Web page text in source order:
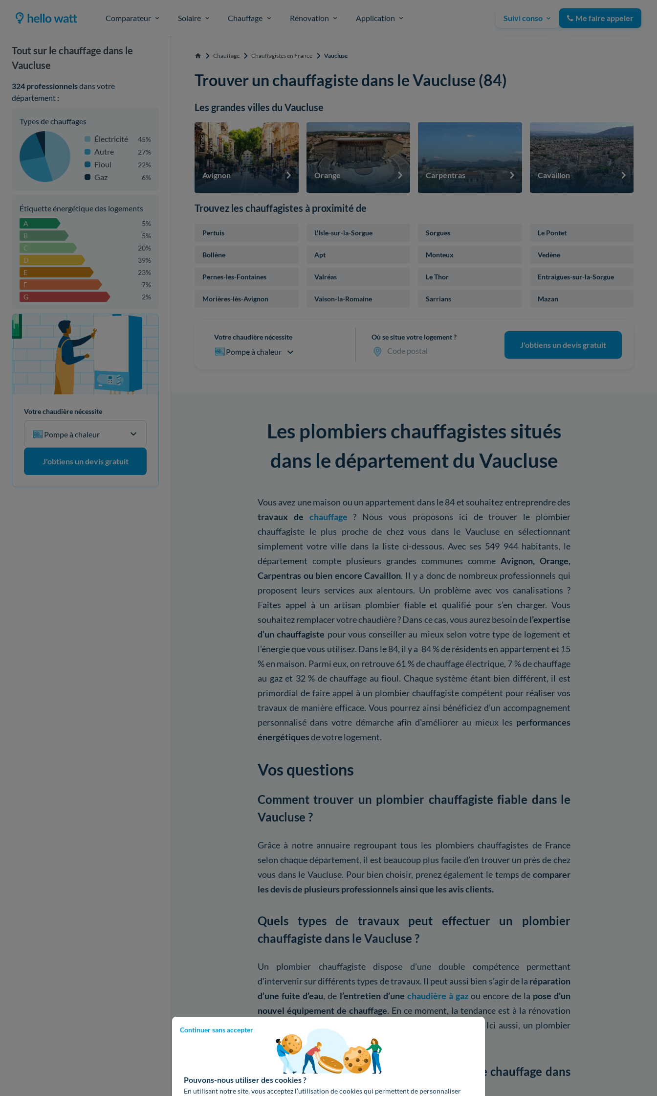
Comparateur Solaire Chauffage Rénovation Application Suivi conso Me faire appeler
Continuer sans accepter
Pouvons-nous utiliser des cookies ?
En utilisant notre site, vous acceptez l’utilisation de cookies qui permettent de personnaliser
Tout sur le chauffage dans le
Vaucluse
324 professionnelsdans votre
département :
Types de chauffages
Électricité
45%
Autre 27%
Fioul 22%
Gaz 6%
Étiquette énergétique des logements
A
5%
B
5%
C
20%
D
39%
E
23%
F
7%
G
2%
Votre projet de rénovation
Votre chaudière nécessite
Pompe à chaleur
J'obtiens un devis gratuit
Accueil Chauffage Chauffagistes en France Vaucluse
Trouver un chauffagiste dans le Vaucluse (84)
Les grandes villes du Vaucluse
Avignon Orange Carpentras Cavaillon
Trouvez les chauffagistes à proximité de
Pertuis L'Isle-sur-la-Sorgue Sorgues Le Pontet
Bollène Apt Monteux Vedène
Pernes-les-Fontaines Valréas Le Thor Entraigues-sur-la-Sorgue
Morières-lès-Avignon Vaison-la-Romaine Sarrians Mazan
Votre chaudière nécessite
Pompe à chaleur
Où se situe votre logement ?
Code postal
J'obtiens un devis gratuit
Les plombiers chauffagistes situés
dans le département du Vaucluse
Vous avez une maison ou un appartement dans le 84 et souhaitez entreprendre des
travaux de chauffage ? Nous vous proposons ici de trouver le plombier
chauffagiste le plus proche de chez vous dans le Vaucluse en sélectionnant
simplement votre ville dans la liste ci-dessous. Avec ses 549 944 habitants, le
département compte plusieurs grandes communes comme Avignon, Orange,
Carpentras ou bien encore Cavaillon. Il y a donc de nombreux professionnels qui
proposent leurs services aux alentours. Un problème avec vos canalisations ?
Faites appel à un artisan plombier fiable et qualifié pour s’en charger. Vous
souhaitez remplacer votre chaudière ? Dans ce cas, vous aurez besoin del’expertise
d’un chauffagiste pour vous conseiller au mieux selon votre type de logement et
l’énergie que vous utilisez. Dans le 84, il y a 84 % de résidents en appartement et 15
% en maison. Parmi eux, on retrouve 61 % de chauffage électrique, 7 % de chauffage
au gaz et 32 % de chauffage au fioul. Chaque système étant bien différent, il est
primordial de faire appel à un plombier chauffagiste compétent pour réaliser vos
travaux de manière efficace. Vous pourrez ainsi bénéficiez d’un accompagnement
personnalisé dans votre démarche afin d'améliorer au mieux les performances
énergétiquesde votre logement.
Vos questions
Comment trouver un plombier chauffagiste fiable dans le
Vaucluse ?
Grâce à notre annuaire regroupant tous les plombiers chauffagistes de France
selon chaque département, il est beaucoup plus facile d’en trouver un près de chez
vous dans le Vaucluse. Pour bien choisir, prenez également le temps de comparer
les devis de plusieurs professionnels ainsi que les avis clients.
Quels types de travaux peut effectuer un plombier
chauffagiste dans le Vaucluse ?
Un plombier chauffagiste dispose d’une double compétence permettant
d’intervenir sur différents types de travaux. Il peut aussi bien s’agir de la réparation
d’une fuite d’eau, de l’entretien d’une chaudière à gaz ou encore de la pose d’un
nouvel équipement de chauffage. En ce moment, la tendance est à la rénovation
énergétique dans le but de faire des économies d’énergie. Ici aussi, un plombier
chauffagiste compétent peut s’en charger.
Combien coûtent les travaux de plomberie chauffage dans
le Vaucluse ?